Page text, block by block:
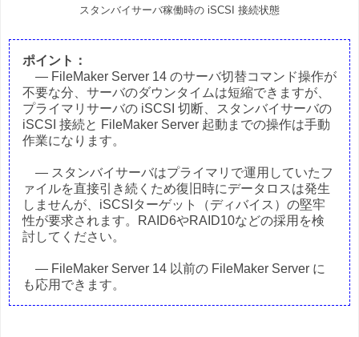
スタンバイサーバ稼働時の iSCSI 接続状態
ポイント：
― FileMaker Server 14 のサーバ切替コマンド操作が
不要な分、サーバのダウンタイムは短縮できますが、
プライマリサーバの iSCSI 切断、スタンバイサーバの
iSCSI 接続と FileMaker Server 起動までの操作は手動
作業になります。
― スタンバイサーバはプライマリで運用していたフ
ァイルを直接引き続くため復旧時にデータロスは発生
しませんが、iSCSIターゲット（ディバイス）の堅牢
性が要求されます。RAID6やRAID10などの採用を検
討してください。
― FileMaker Server 14 以前の FileMaker Server に
も応用できます。